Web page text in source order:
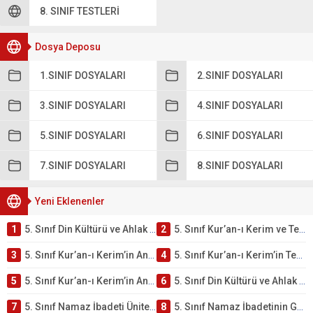
8. SINIF TESTLERI
Dosya Deposu
1.SINIF DOSYALARI 2.SINIF DOSYALARI
3.SINIF DOSYALARI 4.SINIF DOSYALARI
5.SINIF DOSYALARI 6.SINIF DOSYALARI
7.SINIF DOSYALARI 8.SINIF DOSYALARI
Yeni Eklenenler
1 5. Sınıf Din Kültürü ve Ahlak Bilgisi 2. Ünite: Kur’an-ı Kerim Çalışmaları 2 5. Sınıf Kur’an-ı Kerim ve Temel Özellikleri Testi – Online Çöz
3 5. Sınıf Kur’an-ı Kerim’in Ana Konuları Testi – Online Çöz 4 5. Sınıf Kur’an-ı Kerim’in Temel Özellikleri ve Önemi Testi – Online Çöz
5 5. Sınıf Kur’an-ı Kerim’in Anlamı ve Önemi Testi – Online Çöz 6 5. Sınıf Din Kültürü ve Ahlak Bilgisi 2. Ünite: Namaz İbadeti Çalışmaları
7 5. Sınıf Namaz İbadeti Ünite Testi – Online Çöz 8 5. Sınıf Namaz İbadetinin Getirdiği Faydalar Testi